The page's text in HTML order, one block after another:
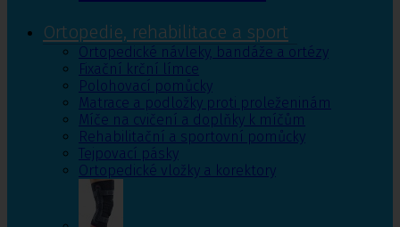
Ortopedie, rehabilitace a sport
Ortopedické návleky, bandáže a ortézy
Fixační krční límce
Polohovací pomůcky
Matrace a podložky proti proleženinám
Míče na cvičení a doplňky k míčům
Rehabilitační a sportovní pomůcky
Tejpovací pásky
Ortopedické vložky a korektory